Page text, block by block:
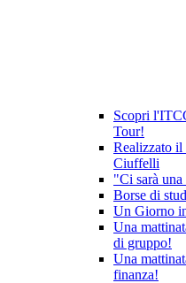
Scopri
Tour!
Realizzato
Ciuffelli
"Ci sarà
Borse di
Un Giorno
Una
di gruppo!
Una
finanza!